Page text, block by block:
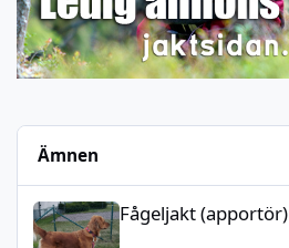
Ämnen
Fågeljakt (apportör)
Fågeljakt (apportör)